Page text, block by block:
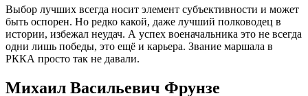
Выбор лучших всегда носит элемент субъективности и может
быть оспорен. Но редко какой, даже лучший полководец в
истории, избежал неудач. А успех военачальника это не всегда
одни лишь победы, это ещё и карьера. Звание маршала в
РККА просто так не давали.
Михаил Васильевич Фрунзе